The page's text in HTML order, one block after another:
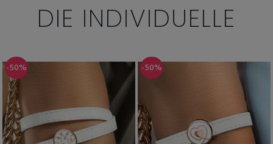
DIE INDIVIDUELLE
-50% -50%